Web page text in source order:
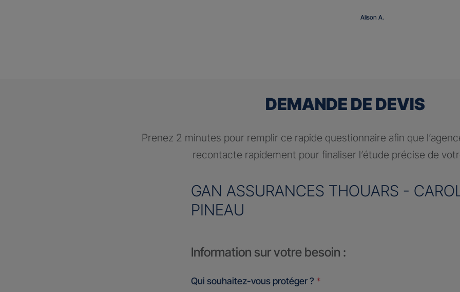
Alison A.
DEMANDE DE DEVIS
Prenez 2 minutes pour remplir ce rapide questionnaire afin que
recontacte rapidement pour finaliser l’étude précise de
GAN ASSURANCES THOUARS -
PINEAU
Information sur votre besoin :
Qui souhaitez-vous protéger ? *